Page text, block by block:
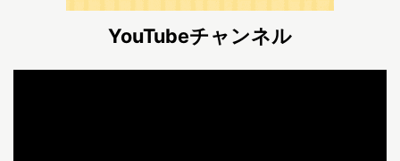
YouTubeチャンネル